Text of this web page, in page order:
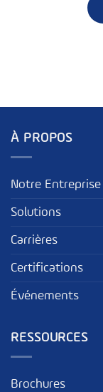
À PROPOS
Notre Entreprise
Solutions
Carrières
Certifications
Événements
RESSOURCES
Brochures